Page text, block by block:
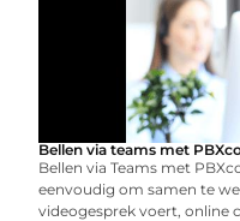
Bellen via teams met
Bellen via Teams met
eenvoudig om samen te
videogesprek voert, online